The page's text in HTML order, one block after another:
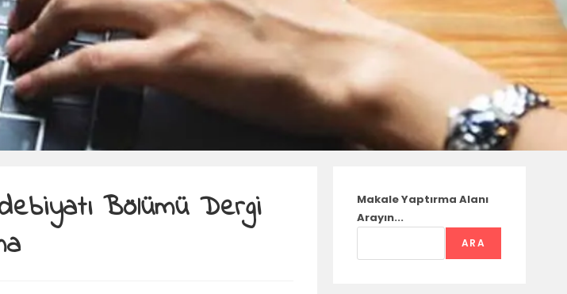
Bölümü Dergi
Makale Yaptırma Alanı
Arayın...
ARA